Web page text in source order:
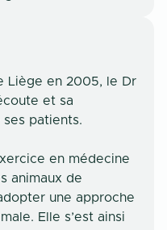
Liège en 2005, le Dr
et sa
patients.
en médecine
animaux de
une approche
Elle s’est ainsi